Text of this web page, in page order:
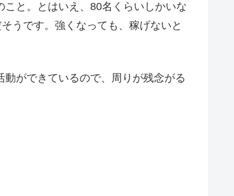
と。とはいえ、80名くらいしかいな
うです。強くなっても、稼げないと
ができているので、周りが残念がる